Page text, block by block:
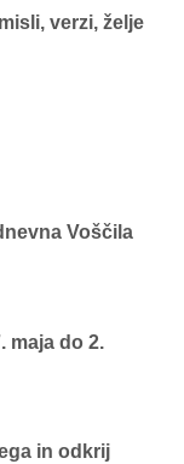
verzi, želje
Voščila
maja do 2.
in odkrij